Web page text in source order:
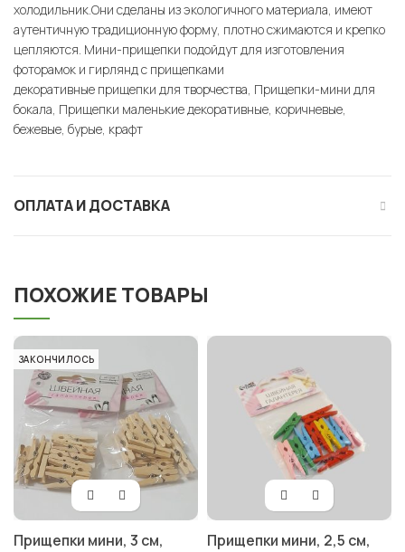
холодильник.Они сделаны из экологичного материала, имеют
аутентичную традиционную форму, плотно сжимаются и крепко
цепляются. Мини-прищепки подойдут для изготовления
фоторамок и гирлянд с прищепками
декоративные прищепки для творчества, Прищепки-мини для
бокала, Прищепки маленькие декоративные, коричневые,
бежевые, бурые, крафт
ОПЛАТА И ДОСТАВКА
ПОХОЖИЕ ТОВАРЫ
ЗАКОНЧИЛОСЬ
Прищепки мини, 3 см,
Прищепки мини, 2,5 см,